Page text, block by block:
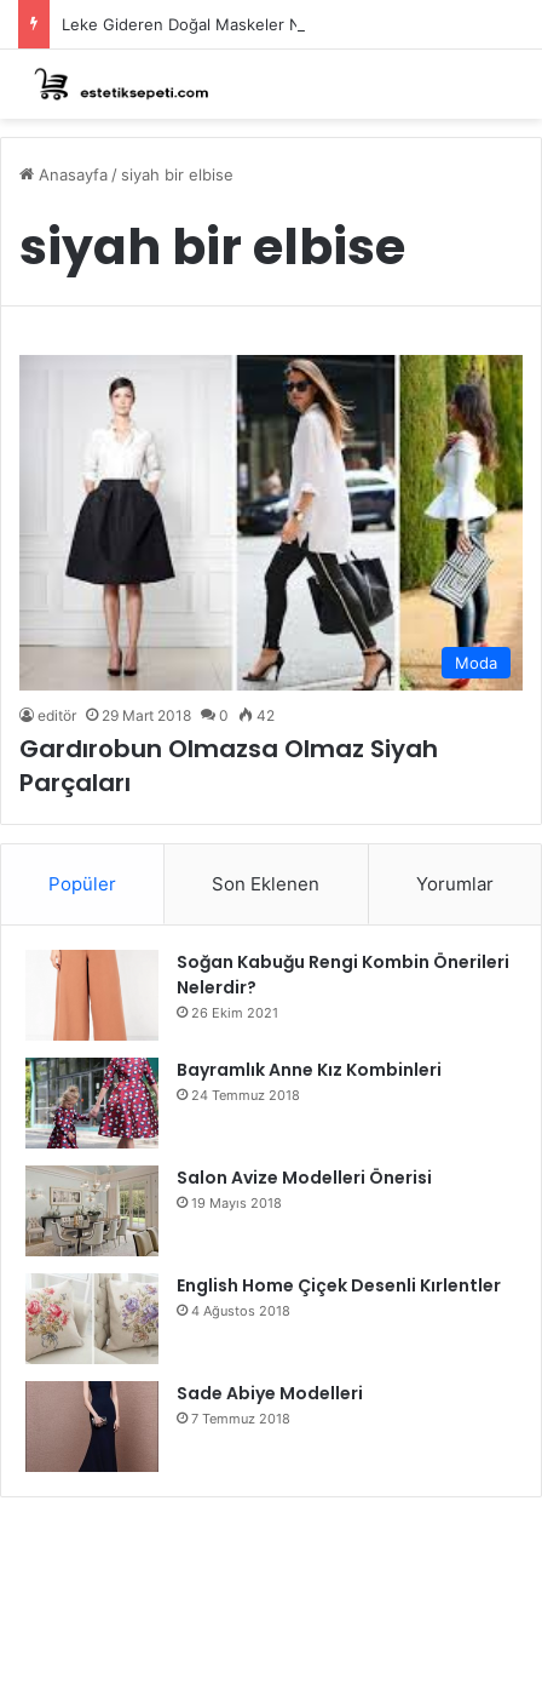
Leke Gideren Doğal Maskeler Nasıl Yapılır?
Anasayfa / siyah bir elbise
siyah bir elbise
Moda
editör 29 Mart 2018 0 42
Gardırobun Olmazsa Olmaz Siyah
Parçaları
Popüler Son Eklenen Yorumlar
Soğan Kabuğu Rengi Kombin Önerileri
Nelerdir?
26 Ekim 2021
Bayramlık Anne Kız Kombinleri
24 Temmuz 2018
Salon Avize Modelleri Önerisi
19 Mayıs 2018
English Home Çiçek Desenli Kırlentler
4 Ağustos 2018
Sade Abiye Modelleri
7 Temmuz 2018